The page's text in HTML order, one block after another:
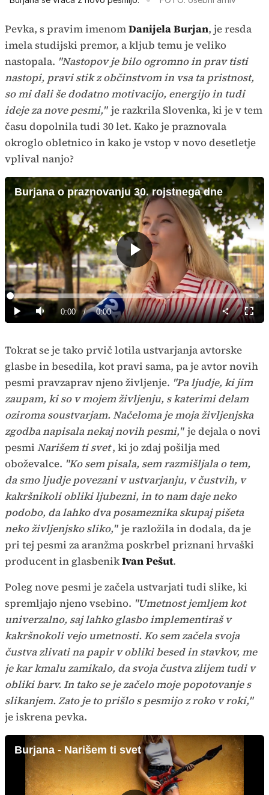
Pevka, s pravim imenomDanijela Burjan, je resda
imela studijski premor, a kljub temu je veliko
nastopala. "Nastopov je bilo ogromno in prav tisti
nastopi, pravi stik z občinstvom in vsa ta pristnost,
so mi dali še dodatno motivacijo, energijo in tudi
ideje za nove pesmi," je razkrila Slovenka, ki je v tem
času dopolnila tudi 30 let. Kako je praznovala
okroglo obletnico in kako je vstop v novo desetletje
vplival nanjo?
Burjana o praznovanju 30. rojstnega dne
Predvajaj
PredvajajTiho Current
0:00 / Duration
0:00
Loaded:
0%
način
Tokrat se je tako prvič lotila ustvarjanja avtorske
glasbe in besedila, kot pravi sama, pa je avtor novih
pesmi pravzaprav njeno življenje. "Pa ljudje, ki jim
zaupam, ki so v mojem življenju, s katerimi delam
oziroma soustvarjam. Načeloma je moja življenjska
zgodba napisala nekaj novih pesmi," je dejala o novi
pesmi Narišem ti svet, ki jo zdaj pošilja med
oboževalce. "Ko sem pisala, sem razmišljala o tem,
da smo ljudje povezani v ustvarjanju, v čustvih, v
kakršnikoli obliki ljubezni, in to nam daje neko
podobo, da lahko dva posameznika skupaj pišeta
neko življenjsko sliko," je razložila in dodala, da je
pri tej pesmi za aranžma poskrbel priznani hrvaški
producent in glasbenikIvan Pešut.
Poleg nove pesmi je začela ustvarjati tudi slike, ki
spremljajo njeno vsebino. "Umetnost jemljem kot
univerzalno, saj lahko glasbo implementiraš v
kakršnokoli vejo umetnosti. Ko sem začela svoja
čustva zlivati na papir v obliki besed in stavkov, me
je kar kmalu zamikalo, da svoja čustva zlijem tudi v
obliki barv. In tako se je začelo moje popotovanje s
slikanjem. Zato je to prišlo s pesmijo z roko v roki,"
je iskrena pevka.
Burjana - Narišem ti svet